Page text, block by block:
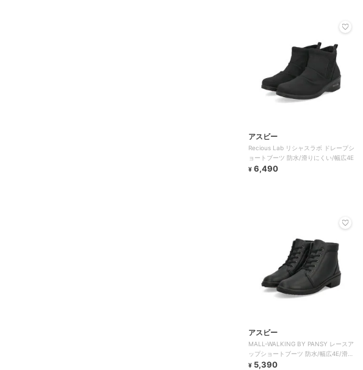
アスビー
Recious Lab リシャスラボ ドレープシ
ョートブーツ 防水/滑りにくい/幅広4E
¥ 6,490
アスビー
MALL-WALKING BY PANSY レースア
ップショートブーツ 防水/幅広4E/滑り
にくい/
¥ 5,390